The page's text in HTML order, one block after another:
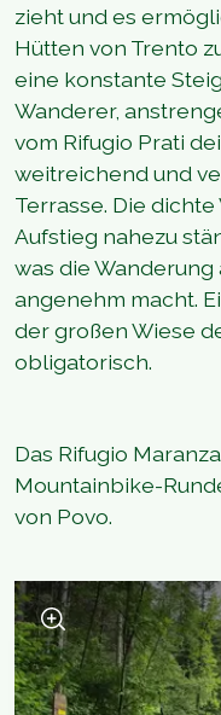
zieht und es
Hütten von Trento
eine konstante
Wanderer,
vom Rifugio Prati
weitreichend und
Terrasse. Die
Aufstieg nahezu
was die Wanderung
angenehm macht.
der großen Wiese
obligatorisch.
Das Rifugio
Mountainbike-
von Povo.